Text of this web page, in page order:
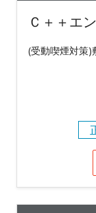
Ｃ＋＋エ
(受動喫煙対策)